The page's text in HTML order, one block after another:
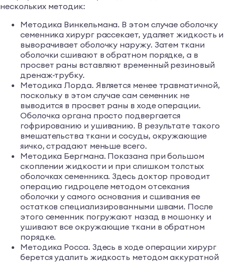
нескольких методик:
Методика Винкельмана. В этом случае оболочку
семенника хирург рассекает, удаляет жидкость и
выворачивает оболочку наружу. Затем ткани
оболочки сшивают в обратном порядке, а в
просвет раны вставляют временный резиновый
дренаж-трубку.
Методика Лорда. Является менее травматичной,
поскольку в этом случае сам семенник не
выводится в просвет раны в ходе операции.
Оболочка органа просто подвергается
гофрированию и ушиванию. В результате такого
вмешательства ткани и сосуды, окружающие
яичко, страдают меньше всего.
Методика Бергмана. Показана при большом
скоплении жидкости и при слишком толстых
оболочках семенника. Здесь доктор проводит
операцию гидроцеле методом отсекания
оболочки у самого основания и сшивания ее
остатков специализированными швами. После
этого семенник погружают назад в мошонку и
ушивают все окружающие ткани в обратном
порядке.
Методика Росса. Здесь в ходе операции хирург
берется удалить жидкость методом аккуратной